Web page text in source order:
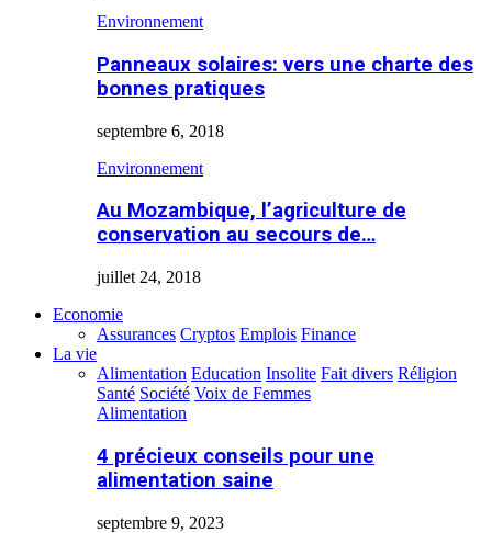
Environnement
Panneaux solaires: vers une charte des
bonnes pratiques
septembre 6, 2018
Environnement
Au Mozambique, l’agriculture de
conservation au secours de…
juillet 24, 2018
Economie
Assurances Cryptos Emplois Finance
La vie
Alimentation Education Insolite Fait divers Réligion
Santé Société Voix de Femmes
Alimentation
4 précieux conseils pour une
alimentation saine
septembre 9, 2023